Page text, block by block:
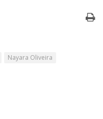
Nayara Oliveira